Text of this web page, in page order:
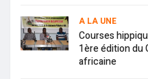
A LA UNE
Courses
1ère édition du
africaine